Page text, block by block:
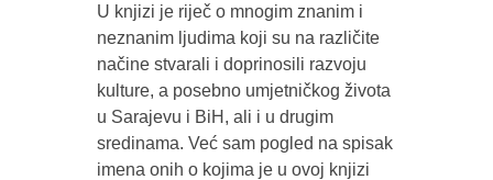
U knjizi je riječ o mnogim znanim i
neznanim ljudima koji su na različite
načine stvarali i doprinosili razvoju
kulture, a posebno umjetničkog života
u Sarajevu i BiH, ali i u drugim
sredinama. Već sam pogled na spisak
imena onih o kojima je u ovoj knjizi